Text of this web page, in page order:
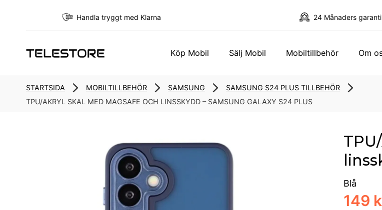
Handla tryggt med Klarna 24 Månaders garanti
Köp Mobil Sälj Mobil Mobiltillbehör Om
STARTSIDA MOBILTILLBEHÖR SAMSUNG
SAMSUNG S24 PLUS TILLBEHÖR
TPU/AKRYL SKAL MED MAGSAFE OCH LINSSKYDD – SAMSUNG GALAXY S24 PLUS
Blå
149